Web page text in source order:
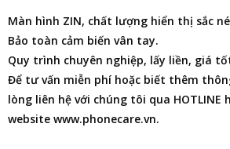
Màn hình ZIN, chất lượng hiển thị sắc
Bảo toàn cảm biến vân tay.
Quy trình chuyên nghiệp, lấy liền, giá
Để tư vấn miễn phí hoặc biết thêm
lòng liên hệ với chúng tôi qua HOTLINE
website www.phonecare.vn.